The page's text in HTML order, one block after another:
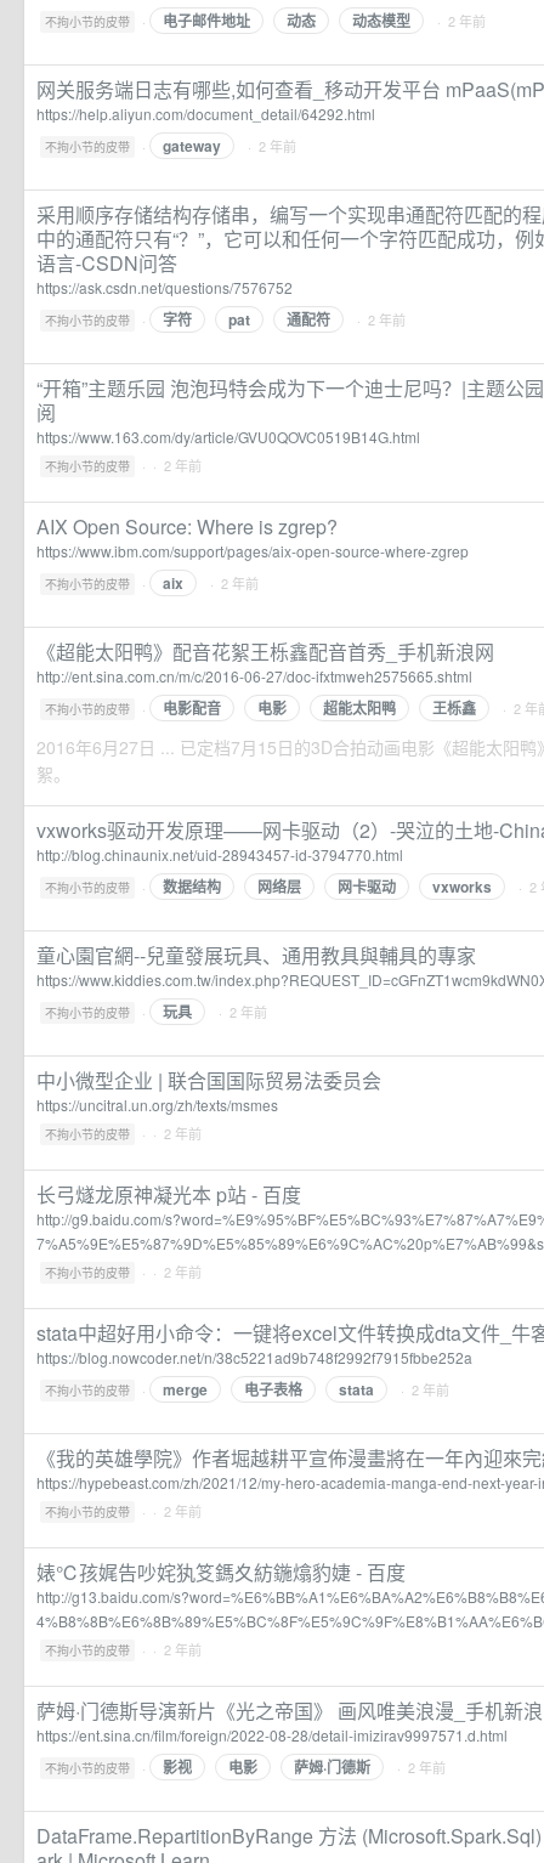
不拘小节的皮带 · 电子邮件地址 动态 动态模型 · 2 年前
网关服务端日志有哪些,如何查看_移动开发平台
https://help.aliyun.com/document_detail/64292.html
不拘小节的皮带 · gateway · 2 年前
采用顺序存储结构存储串，编写一个实现串通配符匹配的
中的通配符只有“？”，它可以和任何一个字符匹配成功，例
语言-CSDN问答
https://ask.csdn.net/questions/7576752
不拘小节的皮带 · 字符 pat 通配符 · 2 年前
“开箱”主题乐园 泡泡玛特会成为下一个迪士尼吗？|主题公
阅
https://www.163.com/dy/article/GVU0QOVC0519B14G.html
不拘小节的皮带 · · 2 年前
AIX Open Source: Where is zgrep?
https://www.ibm.com/support/pages/aix-open-source-where-zgrep
不拘小节的皮带 · aix · 2 年前
《超能太阳鸭》配音花絮王栎鑫配音首秀_手机新浪网
http://ent.sina.com.cn/m/c/2016-06-27/doc-ifxtmweh2575665.shtml
不拘小节的皮带 · 电影配音 电影 超能太阳鸭 王栎鑫 · 2 年
2016年6月27日 ... 已定档7月15日的3D合拍动画电影《超能太阳
絮。
vxworks驱动开发原理——网卡驱动（2）-哭泣的土地-
http://blog.chinaunix.net/uid-28943457-id-3794770.html
不拘小节的皮带 · 数据结构 网络层 网卡驱动 vxworks · 2
童心園官網--兒童發展玩具、通用教具與輔具的專家
https://www.kiddies.com.tw/
不拘小节的皮带 · 玩具 · 2 年前
中小微型企业 | 联合国国际贸易法委员会
https://uncitral.un.org/zh/texts/msmes
不拘小节的皮带 · · 2 年前
长弓燧龙原神凝光本 p站 - 百度
http://g9.baidu.com/
不拘小节的皮带 · · 2 年前
stata中超好用小命令：一键将excel文件转换成dta文件_牛
https://blog.nowcoder.net/n/38c5221ad9b748f2992f7915fbbe252a
不拘小节的皮带 · merge 电子表格 stata · 2 年前
《我的英雄學院》作者堀越耕平宣佈漫畫將在一年內迎來
https://hypebeast.com/zh/2021/12/my-hero-academia-manga-end-next-year-
不拘小节的皮带 · · 2 年前
婊℃孩娓告吵姹犱笅鎷夊紡鍦熻豹婕 - 百度
http://g13.baidu.com/
不拘小节的皮带 · · 2 年前
萨姆·门德斯导演新片《光之帝国》 画风唯美浪漫_手机新
https://ent.sina.cn/film/foreign/2022-08-28/detail-imizirav9997571.d.html
不拘小节的皮带 · 影视 电影 萨姆·门德斯 · 2 年前
DataFrame.RepartitionByRange 方法